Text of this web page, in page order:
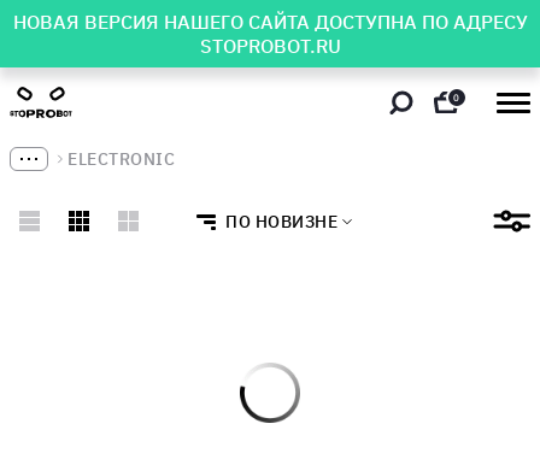
НОВАЯ ВЕРСИЯ НАШЕГО САЙТА ДОСТУПНА ПО АДРЕСУ
STOPROBOT.RU
0
ELECTRONIC
ПО НОВИЗНЕ